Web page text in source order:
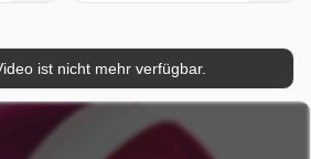
ist nicht mehr verfügbar.